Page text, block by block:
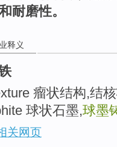
耐磨性。
释义
瘤状结构,结
球状石墨,球墨
关网页